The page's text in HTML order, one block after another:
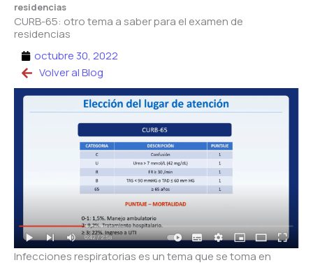
residencias
CURB-65: otro tema a saber para el examen de
residencias
octubre 30, 2022
Volver al Blog
Infecciones respiratorias es un tema que se toma en